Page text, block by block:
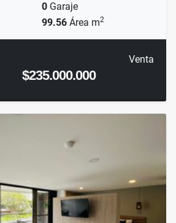
0 Garaje
99.56 Área m2
Venta
$235.000.000